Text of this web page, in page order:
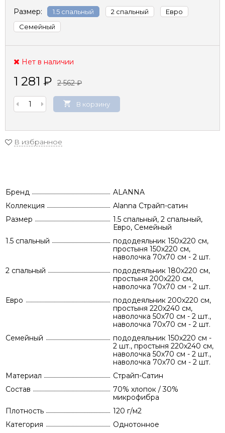
Размер: 1.5 спальный 2 спальный
Евро
Семейный
Нет в наличии
1 281 ₽ 2 562₽
В корзину
В избранное
Бренд
ALANNA
Коллекция
Alanna Страйп-сатин
Размер
1.5 спальный, 2 спальный,
Евро, Семейный
1.5 спальный
пододеяльник 150х220 см,
простыня 150х220 см,
наволочка 70х70 см - 2 шт.
2 спальный
пододеяльник 180х220 см,
простыня 200х220 см,
наволочка 70х70 см - 2 шт.
Евро
пододеяльник 200х220 см,
простыня 220х240 см,
наволочка 50х70 см - 2 шт.,
наволочка 70х70 см - 2 шт.
Семейный
пододеяльник 150х220 см -
2 шт., простыня 220х240 см,
наволочка 50х70 см - 2 шт.,
наволочка 70х70 см - 2 шт.
Материал
Страйп-Сатин
Состав
70% хлопок / 30%
микрофибра
Плотность
120 г/м2
Категория
Однотонное